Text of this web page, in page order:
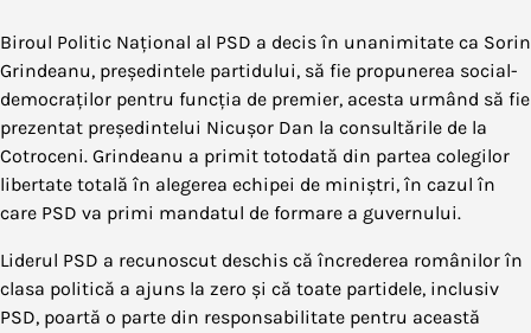
Biroul Politic Național al PSD a decis în unanimitate ca Sorin
Grindeanu, președintele partidului, să fie propunerea social-
democraților pentru funcția de premier, acesta urmând să fie
prezentat președintelui Nicușor Dan la consultările de la
Cotroceni. Grindeanu a primit totodată din partea colegilor
libertate totală în alegerea echipei de miniștri, în cazul în
care PSD va primi mandatul de formare a guvernului.
Liderul PSD a recunoscut deschis că încrederea românilor în
clasa politică a ajuns la zero și că toate partidele, inclusiv
PSD, poartă o parte din responsabilitate pentru această